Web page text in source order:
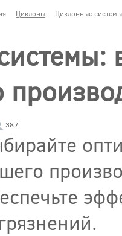
Циклоны Циклонные
387